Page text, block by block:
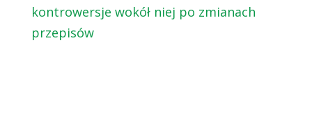
kontrowersje wokół niej po zmianach
przepisów